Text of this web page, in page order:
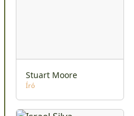
Stuart Moore
Író